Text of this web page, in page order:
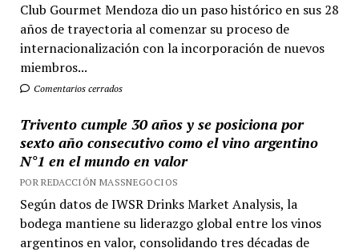
Club Gourmet Mendoza dio un paso histórico en sus 28
años de trayectoria al comenzar su proceso de
internacionalización con la incorporación de nuevos
miembros...
Comentarios cerrados
Trivento cumple 30 años y se posiciona por
sexto año consecutivo como el vino argentino
N°1 en el mundo en valor
POR REDACCIÓN MASSNEGOCIOS
Según datos de IWSR Drinks Market Analysis, la
bodega mantiene su liderazgo global entre los vinos
argentinos en valor, consolidando tres décadas de